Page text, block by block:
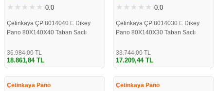
0.0
Çetinkaya ÇP 8014040 E Dikey
Pano 80X140X40 Taban Saclı
36.984,00 TL
18.861,84 TL
0.0
Çetinkaya ÇP 8014030 E Dikey
Pano 80X140X30 Taban Saclı
33.744,00 TL
17.209,44 TL
%49
Çetinkaya Pano
%49
Çetinkaya Pano